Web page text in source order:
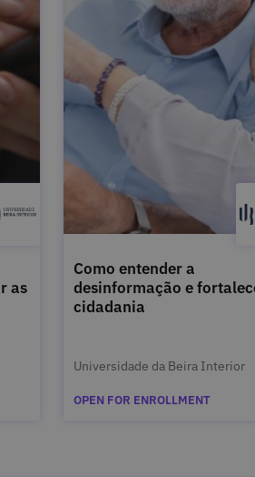
as
Como entender a
desinformação e
cidadania
Universidade da Beira Interior
OPEN FOR ENROLLMENT